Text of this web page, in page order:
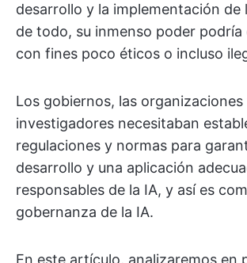
desarrollo y la implementación de
de todo, su inmenso poder podría
con fines poco éticos o incluso
Los gobiernos, las organizaciones
investigadores necesitaban
regulaciones y normas para
desarrollo y una aplicación
responsables de la IA, y así es
gobernanza de la IA.
En este artículo, analizaremos en